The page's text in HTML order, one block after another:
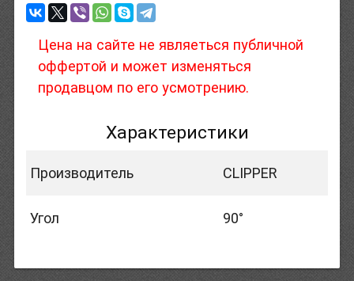
Цена на сайте не являеться публичной
оффертой и может изменяться
продавцом по его усмотрению.
Характеристики
Производитель CLIPPER
Угол 90°